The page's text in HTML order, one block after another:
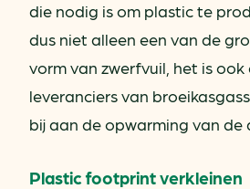
die nodig is om plastic te
dus niet alleen een van de
vorm van zwerfvuil, het is
leveranciers van
bij aan de opwarming van de
Plastic footprint verkleinen